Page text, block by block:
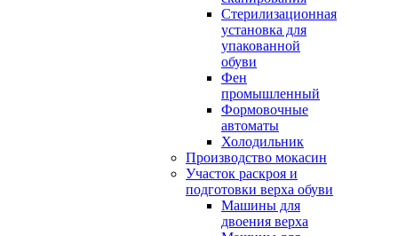
Стерилизационная
установка для
упакованной
обуви
Фен
промышленный
Формовочные
автоматы
Холодильник
Производство мокасин
Участок раскроя и
подготовки верха обуви
Машины для
двоения верха